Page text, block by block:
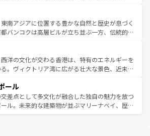
まれながら、韓国の多彩な魅力を心ゆくまで味
わってみてほしい。 なお、新着の韓国情報はコンテンツ一
てほしい。
と共に伝統が息づく。ハノイの古い町並みやホ
のフランス統治時代の建物も、独特の雰囲気を
いる。また、バラエティの豊かさとおいしさで
ーやバインミー、ベトナムコーヒーなどは、ぜ
わいたい。どの地域を訪れてもあたたかい人々
迎えてくれるので、きっと忘れられない旅にな
しい。
南アジアに位置する豊かな自然と歴史が息づく
バンコクは高層ビルが立ち並ぶ一方、伝統的な
差している。北部ではチェンマイなどの山岳地
触れ合い、南部ではプーケットやクラビの美し
リゾート気分を楽しむことができる。タイ料理
候は一年中温暖で、どの季節にも異なる楽しみ
る。親しみやすいタイの人々、仏教を中心とし
して多様な観光資源が、訪れる旅人を魅了し続
洋の文化が交わる香港は、特有のエネルギーを
。ヴィクトリア湾に広がる壮大な景色、近未来
訪れても感動するはず。観光スポットが密集し
率よく見どころを回れるのも魅力。息をのむよ
ら文化的な体験まで、香港を存分に楽しみ尽く
ール
差点として多文化が融合した独自の魅力を放つ
ル。未来的な建築物が並ぶマリーナベイ、歴史